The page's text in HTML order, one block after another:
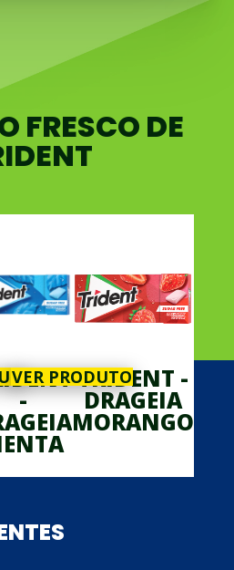
FRESCO DE
-
TRIDENT -
DRAGEIA
MORANGO
VER PRODUTO